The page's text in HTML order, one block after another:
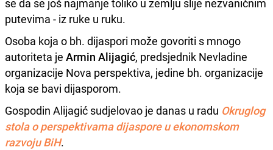
putevima - iz ruke u ruku.
Osoba koja o bh. dijaspori može govoriti s mnogo
autoriteta je Armin Alijagić, predsjednik Nevladine
organizacije Nova perspektiva, jedine bh. organizacije
koja se bavi dijasporom.
Gospodin Alijagić sudjelovao je danas u radu Okruglog
stola o perspektivama dijaspore u ekonomskom
razvoju BiH.